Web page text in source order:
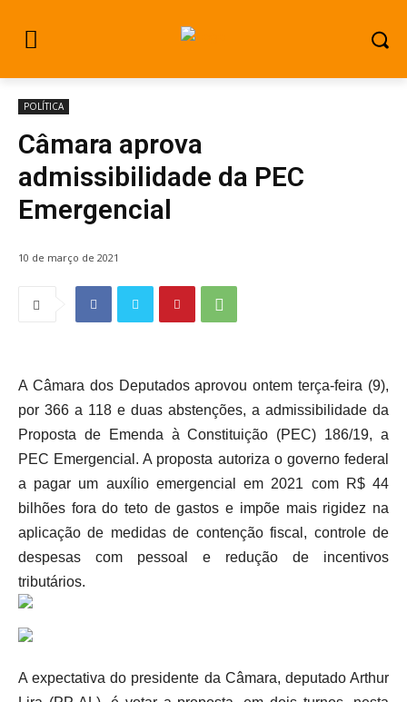
POLÍTICA
Câmara aprova
admissibilidade da PEC
Emergencial
10 de março de 2021
A Câmara dos Deputados aprovou ontem terça-feira (9),
por 366 a 118 e duas abstenções, a admissibilidade da
Proposta de Emenda à Constituição (PEC) 186/19, a
PEC Emergencial. A proposta autoriza o governo federal
a pagar um auxílio emergencial em 2021 com R$ 44
bilhões fora do teto de gastos e impõe mais rigidez na
aplicação de medidas de contenção fiscal, controle de
despesas com pessoal e redução de incentivos
tributários.
A expectativa do presidente da Câmara, deputado Arthur